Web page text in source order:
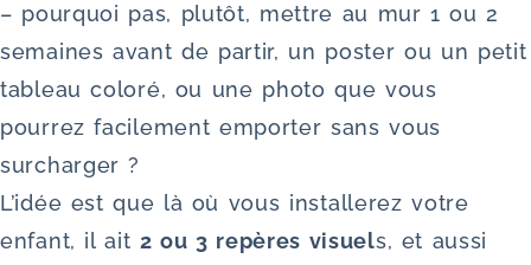
– pourquoi pas, plutôt, mettre au mur 1 ou 2
semaines avant de partir, un poster ou un petit
tableau coloré, ou une photo que vous
pourrez facilement emporter sans vous
surcharger ?
L’idée est que là où vous installerez votre
enfant, il ait 2 ou 3 repères visuels, et aussi